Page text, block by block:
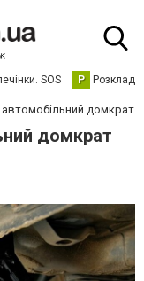
SOS Р Розклад
автомобільний домкрат
домкрат